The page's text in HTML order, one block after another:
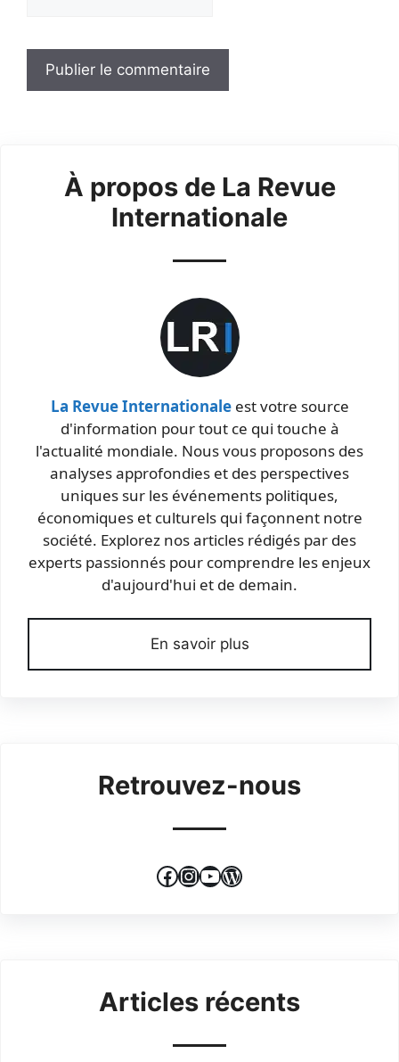
À propos de La Revue
Internationale
La Revue Internationaleest votre source
d'information pour tout ce qui touche à
l'actualité mondiale. Nous vous proposons des
analyses approfondies et des perspectives
uniques sur les événements politiques,
économiques et culturels qui façonnent notre
société. Explorez nos articles rédigés par des
experts passionnés pour comprendre les enjeux
d'aujourd'hui et de demain.
En savoir plus
Retrouvez-nous
Facebook
Instagram
YouTube
WordPress
Articles récents